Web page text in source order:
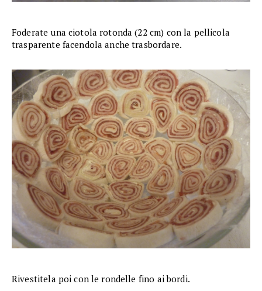
Foderate una ciotola rotonda (22 cm) con la pellicola
trasparente facendola anche trasbordare.
Rivestitela poi con le rondelle fino ai bordi.